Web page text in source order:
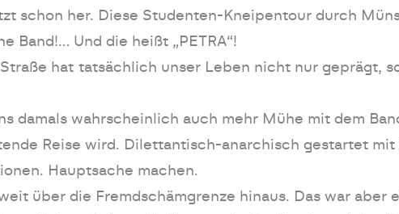
schon her. Diese Studenten-Kneipentour durch
Band!… Und die heißt „PETRA“!
hat tatsächlich unser Leben nicht nur geprägt,
damals wahrscheinlich auch mehr Mühe mit dem
Reise wird. Dilettantisch-anarchisch gestartet
Hauptsache machen.
über die Fremdschämgrenze hinaus. Das war